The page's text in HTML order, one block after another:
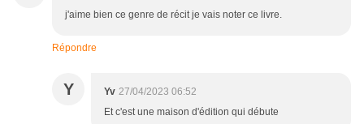
j'aime bien ce genre de récit je vais noter ce livre.
Répondre
Y Yv 27/04/2023 06:52
Et c'est une maison d'édition qui débute